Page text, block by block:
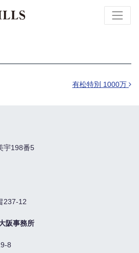
有松特別 1000万
宇198番5
237-12
阪事務所
8